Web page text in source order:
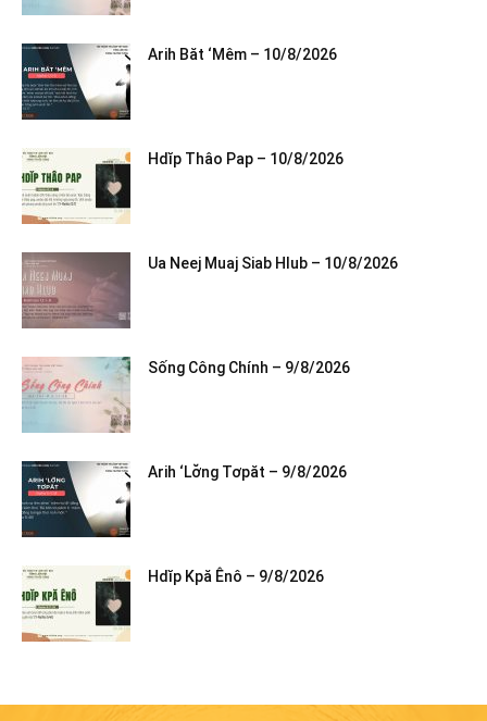
Arih Băt ‘Mêm – 10/8/2026
Hdĭp Thâo Pap – 10/8/2026
Ua Neej Muaj Siab Hlub – 10/8/2026
Sống Công Chính – 9/8/2026
Arih ‘Lơ̆ng Tơpăt – 9/8/2026
Hdĭp Kpă Ênô – 9/8/2026